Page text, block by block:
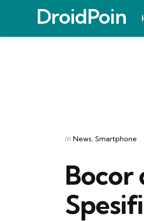
DroidPoin
Categories
Posted
in News Smartphone
Bocor